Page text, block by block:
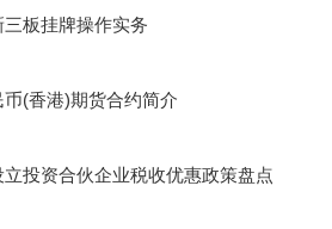
板挂牌操作实务
币(香港)期货合约简介
投资合伙企业税收优惠政策盘点